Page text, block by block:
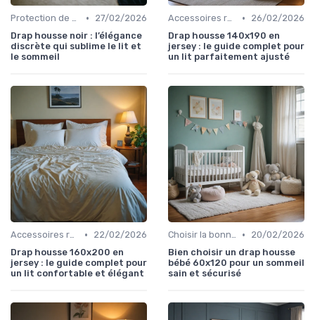
Protection de matelas •
27/02/2026
Drap housse noir : l’élégance
discrète qui sublime le lit et
le sommeil
Accessoires recommandés •
26/02/2026
Drap housse 140x190 en
jersey : le guide complet pour
un lit parfaitement ajusté
Accessoires recommandés •
22/02/2026
Drap housse 160x200 en
jersey : le guide complet pour
un lit confortable et élégant
Choisir la bonne taille •
20/02/2026
Bien choisir un drap housse
bébé 60x120 pour un sommeil
sain et sécurisé